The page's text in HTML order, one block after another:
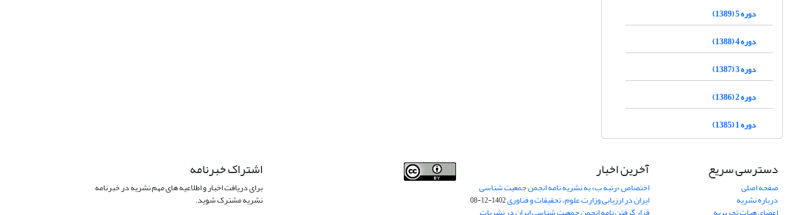
دوره 5 (1389)
دوره 4 (1388)
دوره 3 (1387)
دوره 2 (1386)
دوره 1 (1385)
دسترسی سریع
صفحه اصلی
درباره نشریه
آخرین اخبار
اختصاص «رتبه ب» به نشریه نامه انجمن جمعیت شناسی
ایران در ارزیابی وزارت علوم، تحقیقات و فناوری1402-12-08
اشتراک خبرنامه
برای دریافت اخبار و اطلاعیه های مهم نشریه در خبرنامه
نشریه مشترک شوید.